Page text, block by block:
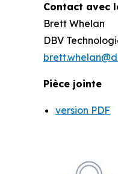
Contact avec
Brett Whelan
DBV
Pièce jointe
version PDF